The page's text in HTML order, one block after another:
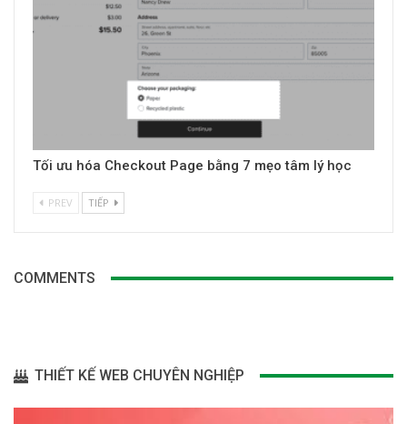
Tối ưu hóa Checkout Page bằng 7 mẹo tâm lý học
PREV TIẾP
COMMENTS
THIẾT KẾ WEB CHUYÊN NGHIỆP